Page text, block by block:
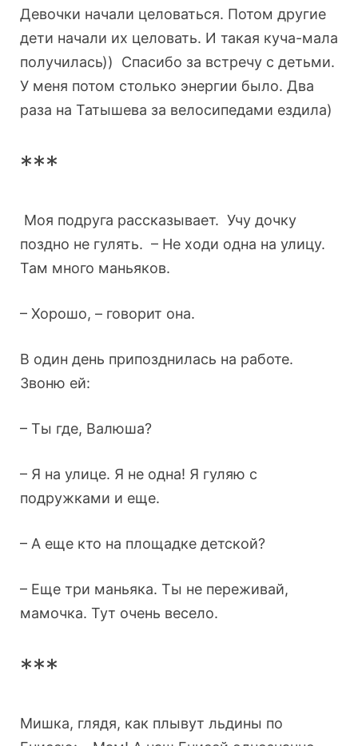
Девочки начали целоваться. Потом другие
дети начали их целовать. И такая куча-мала
получилась)) Спасибо за встречу с детьми.
У меня потом столько энергии было. Два
раза на Татышева за велосипедами ездила)
***
Моя подруга рассказывает. Учу дочку
поздно не гулять. – Не ходи одна на улицу.
Там много маньяков.
– Хорошо, – говорит она.
В один день припозднилась на работе.
Звоню ей:
– Ты где, Валюша?
– Я на улице. Я не одна! Я гуляю с
подружками и еще.
– А еще кто на площадке детской?
– Еще три маньяка. Ты не переживай,
мамочка. Тут очень весело.
***
Мишка, глядя, как плывут льдины по